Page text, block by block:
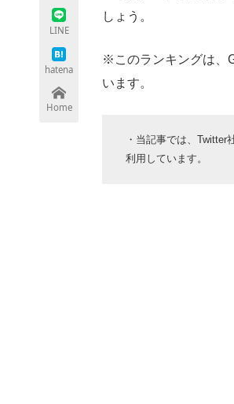
LINE
hatena
Home
しょう。
※このランキングは、
います。
・当記事では、Twitter
利用しています。